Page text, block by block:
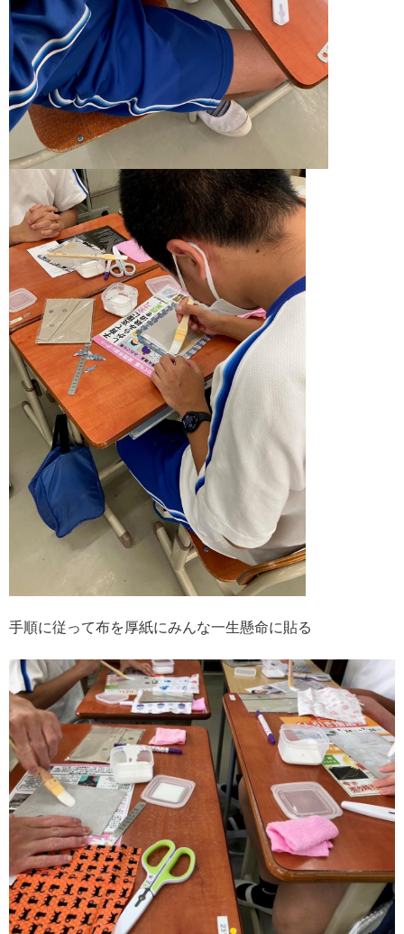
手順に従って布を厚紙にみんな一生懸命に貼る